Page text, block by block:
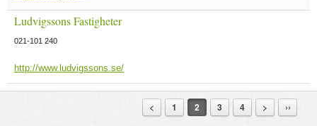
Ludvigssons Fastigheter
021-101 240
http://www.ludvigssons.se/
< 1 2 3 4 > ››